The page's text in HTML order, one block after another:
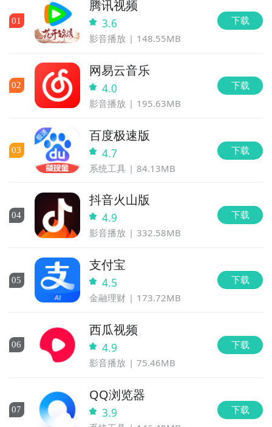
01
腾讯视频
3.6
影音播放 148.55MB
下载
02
网易云音乐
4.0
影音播放 195.63MB
下载
03
百度极速版
4.7
系统工具 84.13MB
下载
04
抖音火山版
4.9
影音播放 332.58MB
下载
05
支付宝
4.5
金融理财 173.72MB
下载
06
西瓜视频
4.9
影音播放 75.46MB
下载
07
QQ浏览器
3.9 下载